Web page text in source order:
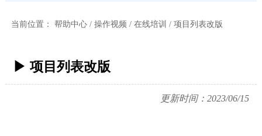
当前位置： 帮助中心/ 操作视频 / 在线培训 / 项目列表改版
▶ 项目列表改版
更新时间：2023/06/15